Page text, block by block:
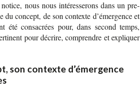
nous nous inté­res­se­rons dans un pre­
concept, de son contexte d’émer­gence et
été consa­crées pour, dans second temps,
pour décrire, com­prendre et expli­quer
son contexte d’émergence